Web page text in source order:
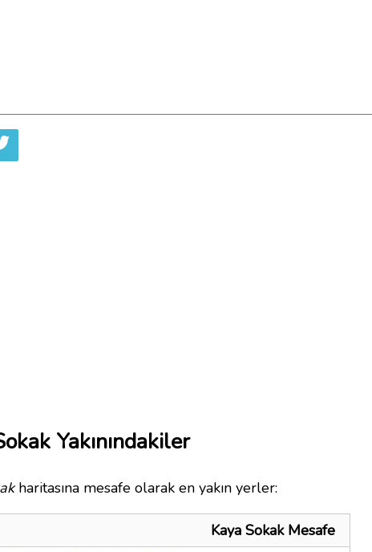
Yakınındakiler
haritasına mesafe olarak en yakın yerler:
Kaya Sokak Mesafe